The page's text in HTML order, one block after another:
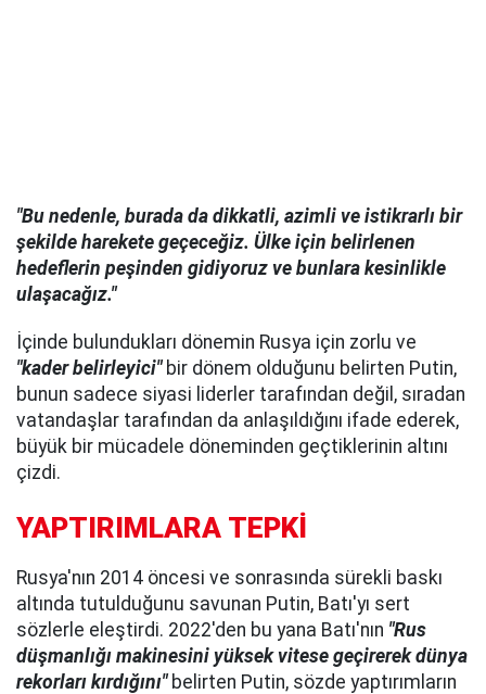
"Bu nedenle, burada da dikkatli, azimli ve istikrarlı bir
şekilde harekete geçeceğiz. Ülke için belirlenen
hedeflerin peşinden gidiyoruz ve bunlara kesinlikle
ulaşacağız."
İçinde bulundukları dönemin Rusya için zorlu ve
"kader belirleyici"bir dönem olduğunu belirten Putin,
bunun sadece siyasi liderler tarafından değil, sıradan
vatandaşlar tarafından da anlaşıldığını ifade ederek,
büyük bir mücadele döneminden geçtiklerinin altını
çizdi.
YAPTIRIMLARA TEPKİ
Rusya'nın 2014 öncesi ve sonrasında sürekli baskı
altında tutulduğunu savunan Putin, Batı'yı sert
sözlerle eleştirdi. 2022'den bu yana Batı'nın "Rus
düşmanlığı makinesini yüksek vitese geçirerek dünya
rekorları kırdığını"belirten Putin, sözde yaptırımların